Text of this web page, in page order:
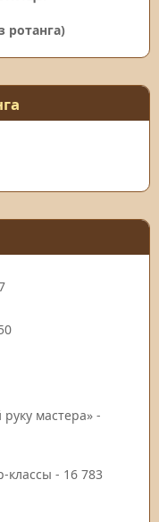
ротанга)
мастера» -
классы - 16 783